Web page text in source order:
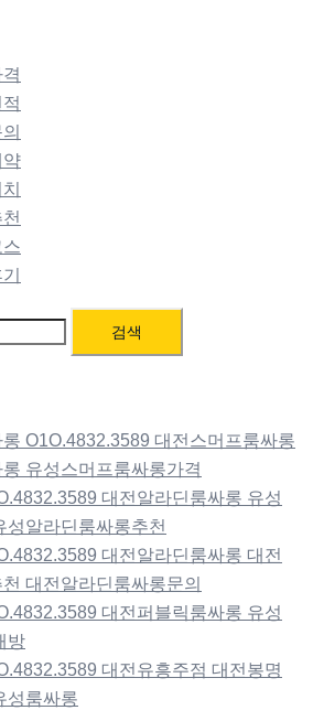
약
O1O.4832.3589 대전스머프룸싸롱
유성스머프룸싸롱가격
대전알라딘룸싸롱 유성
성알라딘룸싸롱추천
대전알라딘룸싸롱 대전
대전알라딘룸싸롱문의
대전퍼블릭룸싸롱 유성
방
대전유흥주점 대전봉명
성룸싸롱